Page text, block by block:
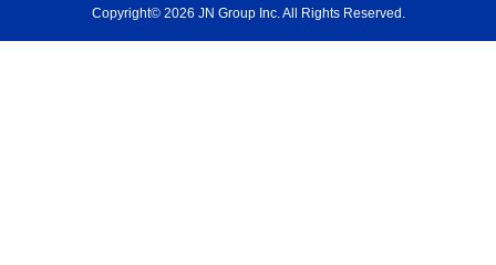
Copyright© 2026 JN Group Inc. All Rights Reserved.